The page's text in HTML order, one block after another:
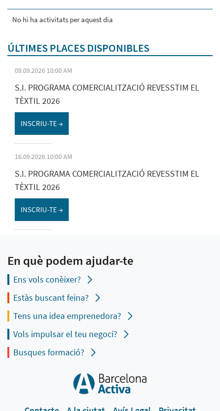
No hi ha activitats per aquest dia
ÚLTIMES PLACES DISPONIBLES
09.09.2026 10:00 AM
S.I. PROGRAMA COMERCIALITZACIÓ REVESSTIM EL
TÈXTIL 2026
INSCRIU-TE →
16.09.2026 10:00 AM
S.I. PROGRAMA COMERCIALITZACIÓ REVESSTIM EL
TÈXTIL 2026
INSCRIU-TE →
En què podem ajudar-te
Ens vols conèixer?
Estàs buscant feina?
Tens una idea emprenedora?
Vols impulsar el teu negoci?
Busques formació?